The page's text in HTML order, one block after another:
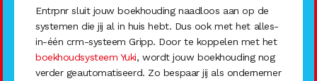
Entrpnr sluit jouw boekhouding naadloos aan op de
systemen die jij al in huis hebt. Dus ook met het alles-
in-één crm-systeem Gripp. Door te koppelen met het
boekhoudsysteem Yuki, wordt jouw boekhouding nog
verder geautomatiseerd. Zo bespaar jij als ondernemer